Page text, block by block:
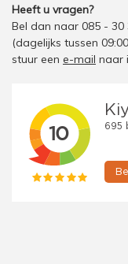
Heeft u vragen?
Bel dan naar 085 - 30
(dagelijks tussen
stuur een e-mail naar